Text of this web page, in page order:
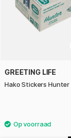
GREETING LIFE
Hako Stickers